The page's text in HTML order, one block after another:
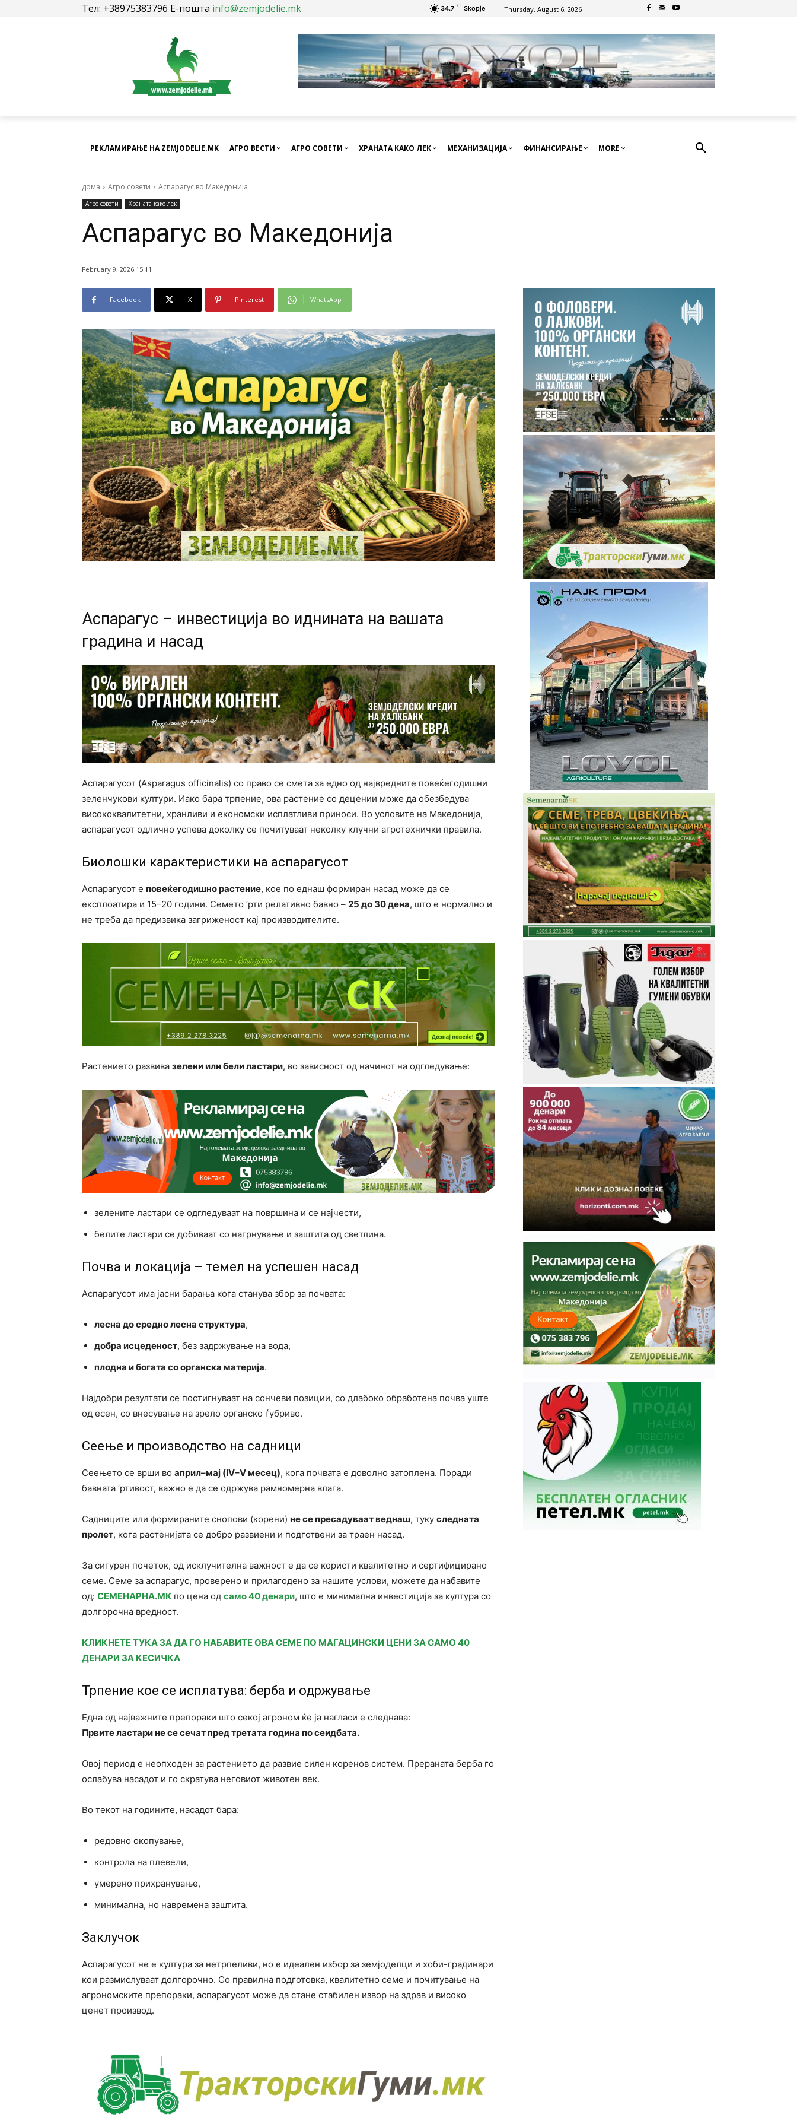
Тел: +38975383796 Е-пошта info@zemjodelie.mk 34.7 C Skopje Thursday, August 6, 2026
РЕКЛАМИРАЊЕ НА ZEMJODELIE.MK АГРО ВЕСТИ АГРО СОВЕТИ ХРАНАТА КАКО ЛЕК МЕХАНИЗАЦИЈА ФИНАНСИРАЊЕ MORE
дома Агро совети Аспарагус во Македонија
Агро совети Храната како лек
Аспарагус во Македонија
February 9, 2026 15:11
Facebook X Pinterest WhatsApp
Аспарагус – инвестиција во иднината на вашата
градина и насад
Аспарагусот (Asparagus officinalis) со право се смета за едно од највредните повеќегодишни
зеленчукови култури. Иако бара трпение, ова растение со децении може да обезбедува
висококвалитетни, хранливи и економски исплатливи приноси. Во условите на Македонија,
аспарагусот одлично успева доколку се почитуваат неколку клучни агротехнички правила.
Биолошки карактеристики на аспарагусот
Аспарагусот е повеќегодишно растение, кое по еднаш формиран насад може да се
експлоатира и 15–20 години. Семето ‘рти релативно бавно – 25 до 30 дена, што е нормално и
не треба да предизвика загриженост кај производителите.
Растението развива зелени или бели ластари, во зависност од начинот на одгледување:
зелените ластари се одгледуваат на површина и се најчести,
белите ластари се добиваат со нагрнување и заштита од светлина.
Почва и локација – темел на успешен насад
Аспарагусот има јасни барања кога станува збор за почвата:
лесна до средно лесна структура,
добра исцеденост, без задржување на вода,
плодна и богата со органска материја.
Најдобри резултати се постигнуваат на сончеви позиции, со длабоко обработена почва уште
од есен, со внесување на зрело органско ѓубриво.
Сеење и производство на садници
Сеењето се врши во април–мај (IV–V месец), кога почвата е доволно затоплена. Поради
бавната ‘ртивост, важно е да се одржува рамномерна влага.
Садниците или формираните снопови (корени) не се пресадуваат веднаш, туку следната
пролет, кога растенијата се добро развиени и подготвени за траен насад.
За сигурен почеток, од исклучителна важност е да се користи квалитетно и сертифицирано
семе. Семе за аспарагус, проверено и прилагодено за нашите услови, можете да набавите
од: СЕМЕНАРНА.МК по цена од само 40 денари, што е минимална инвестиција за култура со
долгорочна вредност.
КЛИКНЕТЕ ТУКА ЗА ДА ГО НАБАВИТЕ ОВА СЕМЕ ПО МАГАЦИНСКИ ЦЕНИ ЗА САМО 40
ДЕНАРИ ЗА КЕСИЧКА
Трпение кое се исплатува: берба и одржување
Една од најважните препораки што секој агроном ќе ја нагласи е следнава:
Првите ластари не се сечат пред третата година по сеидбата.
Овој период е неопходен за растението да развие силен коренов систем. Прераната берба го
ослабува насадот и го скратува неговиот животен век.
Во текот на годините, насадот бара:
редовно окопување,
контрола на плевели,
умерено прихранување,
минимална, но навремена заштита.
Заклучок
Аспарагусот не е култура за нетрпеливи, но е идеален избор за земјоделци и хоби-градинари
кои размислуваат долгорочно. Со правилна подготовка, квалитетно семе и почитување на
агрономските препораки, аспарагусот може да стане стабилен извор на здрав и високо
ценет производ.